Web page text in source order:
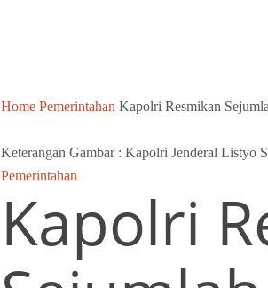
Home Pemerintahan Kapolri Resmikan
Keterangan Gambar : Kapolri Jenderal Listyo
Pemerintahan
Kapolri